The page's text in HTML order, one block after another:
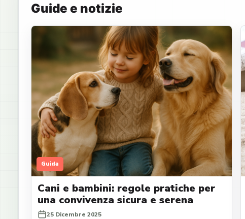
Guide e notizie
Guida
Cani e bambini: regole pratiche per
una convivenza sicura e serena
25 Dicembre 2025